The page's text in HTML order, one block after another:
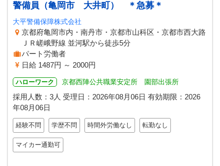
警備員（亀岡市 大井町） ＊急募＊
大平警備保障株式会社
京都府亀岡市内・南丹市・京都市山科区・京都市西大路
ＪＲ嵯峨野線 並河駅から徒歩5分
パート労働者
日給 1487円 ～ 2000円
ハローワーク 京都西陣公共職業安定所 園部出張所
採用人数：3人 受理日： 2026年08月06日 有効期限： 2026
年08月06日
経験不問 学歴不問 時間外労働なし 転勤なし
マイカー通勤可